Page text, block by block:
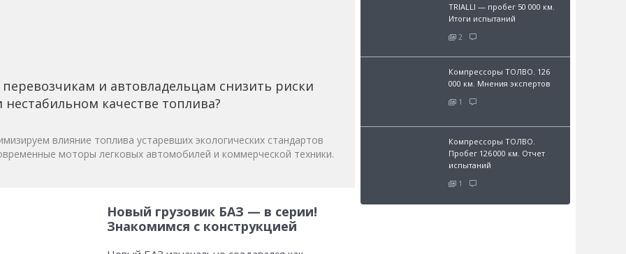
перевозчикам и автовладельцам снизить риски
нестабильном качестве топлива?
влияние топлива устаревших экологических стандартов
моторы легковых автомобилей и коммерческой техники.
Новый грузовик БАЗ — в серии!
Знакомимся с конструкцией
TRIALLI — пробег 50 000 км.
Итоги испытаний
2
Компрессоры ТОЛВО. 126
000 км. Мнения экспертов
1
Компрессоры ТОЛВО.
Пробег 126 000 км. Отчет
испытаний
1